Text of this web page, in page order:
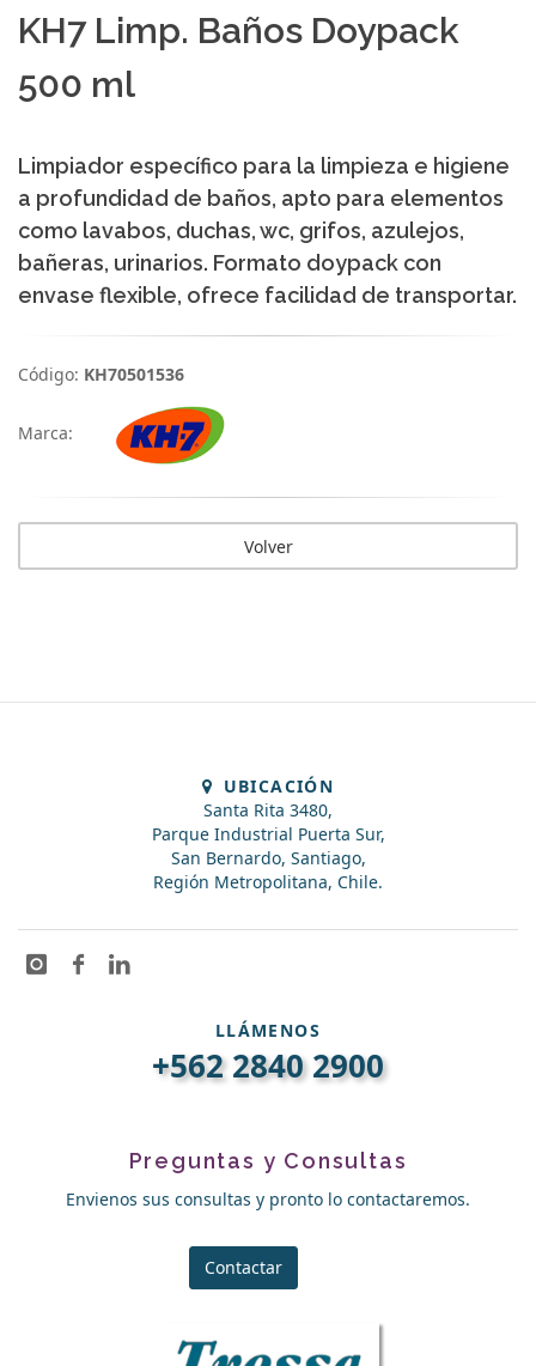
KH7 Limp. Baños Doypack
500 ml
Limpiador específico para la limpieza e higiene
a profundidad de baños, apto para elementos
como lavabos, duchas, wc, grifos, azulejos,
bañeras, urinarios. Formato doypack con
envase flexible, ofrece facilidad de transportar.
Código: KH70501536
Marca:
Volver
UBICACIÓN
Santa Rita 3480,
Parque Industrial Puerta Sur,
San Bernardo, Santiago,
Región Metropolitana, Chile.
LLÁMENOS
+562 2840 2900
Preguntas y Consultas
Envienos sus consultas y pronto lo contactaremos.
Contactar